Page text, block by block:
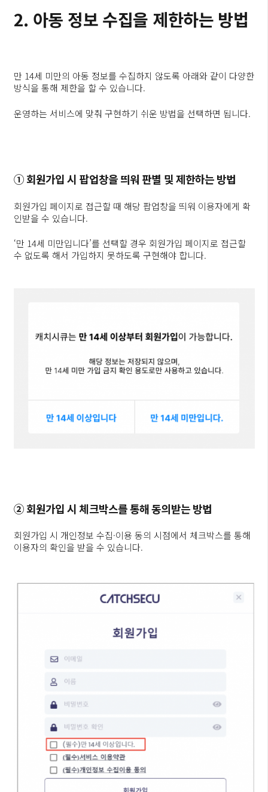
2. 아동 정보 수집을 제한하는 방법
만 14세 미만의 아동 정보를 수집하지 않도록 아래와 같이 다양한
방식을 통해 제한을 할 수 있습니다.
운영하는 서비스에 맞춰 구현하기 쉬운 방법을 선택하면 됩니다.
① 회원가입 시 팝업창을 띄워 판별 및 제한하는 방법
회원가입 페이지로 접근할 때 해당 팝업창을 띄워 이용자에게 확
인받을 수 있습니다.
‘만 14세 미만입니다’를 선택할 경우 회원가입 페이지로 접근할
수 없도록 해서 가입하지 못하도록 구현해야 합니다.
② 회원가입 시 체크박스를 통해 동의받는 방법
회원가입 시 개인정보 수집·이용 동의 시점에서 체크박스를 통해
이용자의 확인을 받을 수 있습니다.